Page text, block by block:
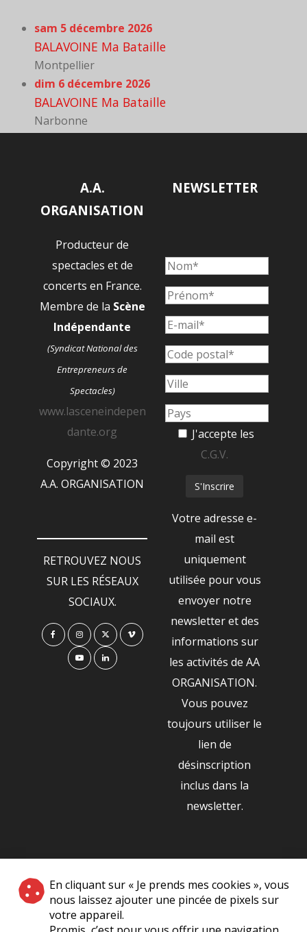
En cliquant sur « Je prends mes cookies », vous
nous laissez ajouter une pincée de pixels sur
votre appareil.
sam 5 décembre 2026
BALAVOINE Ma Bataille
Montpellier
dim 6 décembre 2026
BALAVOINE Ma Bataille
Narbonne
A.A.
ORGANISATION
Producteur de
spectacles et de
concerts en France.
Membre de la Scène
Indépendante
(Syndicat National des
Entrepreneurs de
Spectacles)
www.lasceneindepen
dante.org
Copyright © 2023
A.A. ORGANISATION
RETROUVEZ NOUS
SUR LES RÉSEAUX
SOCIAUX.
NEWSLETTER
J'accepte les
C.G.V.
Votre adresse e-
mail est
uniquement
utilisée pour vous
envoyer notre
newsletter et des
informations sur
les activités de AA
ORGANISATION.
Vous pouvez
toujours utiliser le
lien de
désinscription
inclus dans la
newsletter.
NOS PARTENAIRES
|